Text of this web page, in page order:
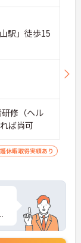
駅」徒歩15
修（ヘル
ば尚可
休暇取得実績あり